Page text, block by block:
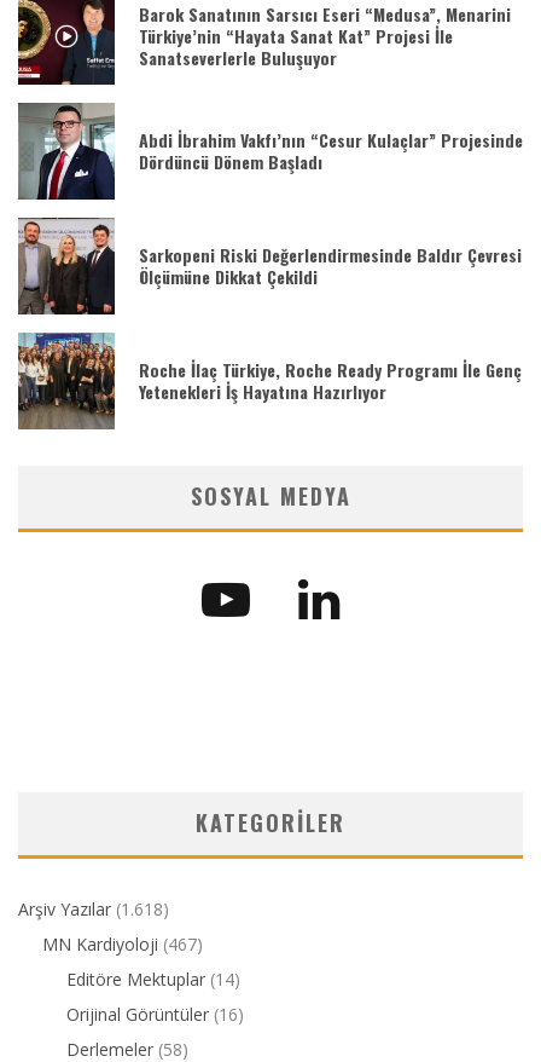
Barok Sanatının Sarsıcı Eseri “Medusa”, Menarini
Türkiye’nin “Hayata Sanat Kat” Projesi İle
Sanatseverlerle Buluşuyor
Abdi İbrahim Vakfı’nın “Cesur Kulaçlar” Projesinde
Dördüncü Dönem Başladı
Sarkopeni Riski Değerlendirmesinde Baldır Çevresi
Ölçümüne Dikkat Çekildi
Roche İlaç Türkiye, Roche Ready Programı İle Genç
Yetenekleri İş Hayatına Hazırlıyor
SOSYAL MEDYA
KATEGORILER
Arşiv Yazılar (1.618)
MN Kardiyoloji (467)
Editöre Mektuplar (14)
Orijinal Görüntüler (16)
Derlemeler (58)